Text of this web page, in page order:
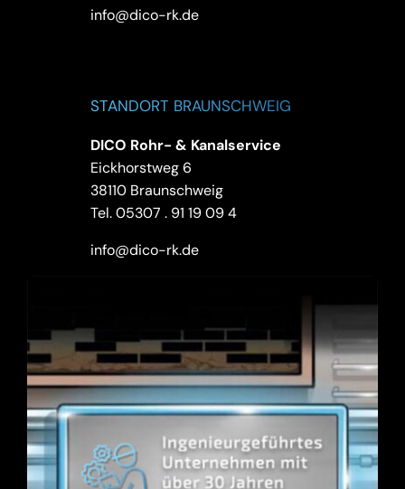
info@dico-rk.de
STANDORT BRAUNSCHWEIG
DICO Rohr- & Kanalservice
Eickhorstweg 6
38110 Braunschweig
Tel.05307 . 91 19 09 4
info@dico-rk.de